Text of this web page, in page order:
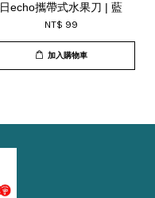
日echo攜帶式水果刀 | 藍
NT$ 99
加入購物車